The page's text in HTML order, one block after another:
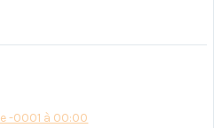
-0001 à 00:00